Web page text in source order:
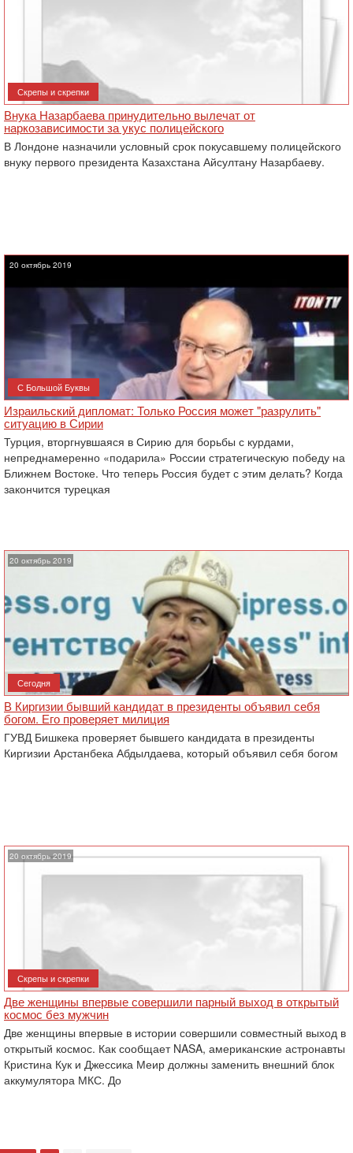
Скрепы и скрепки
Внука Назарбаева принудительно вылечат от
наркозависимости за укус полицейского
В Лондоне назначили условный срок покусавшему полицейского
внуку первого президента Казахстана Айсултану Назарбаеву.
20 октябрь 2019
С Большой Буквы
Израильский дипломат: Только Россия может "разрулить"
ситуацию в Сирии
Турция, вторгнувшаяся в Сирию для борьбы с курдами,
непреднамеренно «подарила» России стратегическую победу на
Ближнем Востоке. Что теперь Россия будет с этим делать? Когда
закончится турецкая
20 октябрь 2019
Сегодня
В Киргизии бывший кандидат в президенты объявил себя
богом. Его проверяет милиция
ГУВД Бишкека проверяет бывшего кандидата в президенты
Киргизии Арстанбека Абдылдаева, который объявил себя богом
20 октябрь 2019
Скрепы и скрепки
Две женщины впервые совершили парный выход в открытый
космос без мужчин
Две женщины впервые в истории совершили совместный выход в
открытый космос. Как сообщает NASA, американские астронавты
Кристина Кук и Джессика Меир должны заменить внешний блок
аккумулятора МКС. До